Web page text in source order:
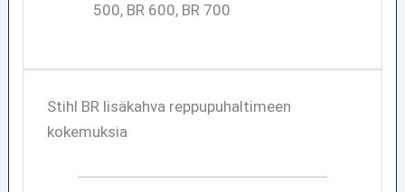
500, BR 600, BR 700
Stihl BR lisäkahva reppupuhaltimeen
kokemuksia